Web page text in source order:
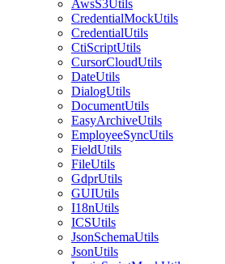
AwsS3Utils
CredentialMockUtils
CredentialUtils
CtiScriptUtils
CursorCloudUtils
DateUtils
DialogUtils
DocumentUtils
EasyArchiveUtils
EmployeeSyncUtils
FieldUtils
FileUtils
GdprUtils
GUIUtils
I18nUtils
ICSUtils
JsonSchemaUtils
JsonUtils